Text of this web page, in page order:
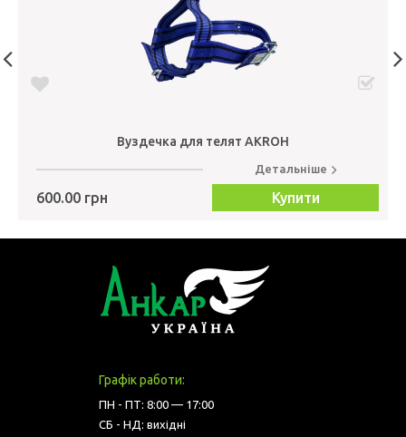
Вуздечка для телят AKROH
600.00 грн
Детальніше
Купити
Графік работи:
ПН - ПТ: 8:00 — 17:00
СБ - НД: вихідні